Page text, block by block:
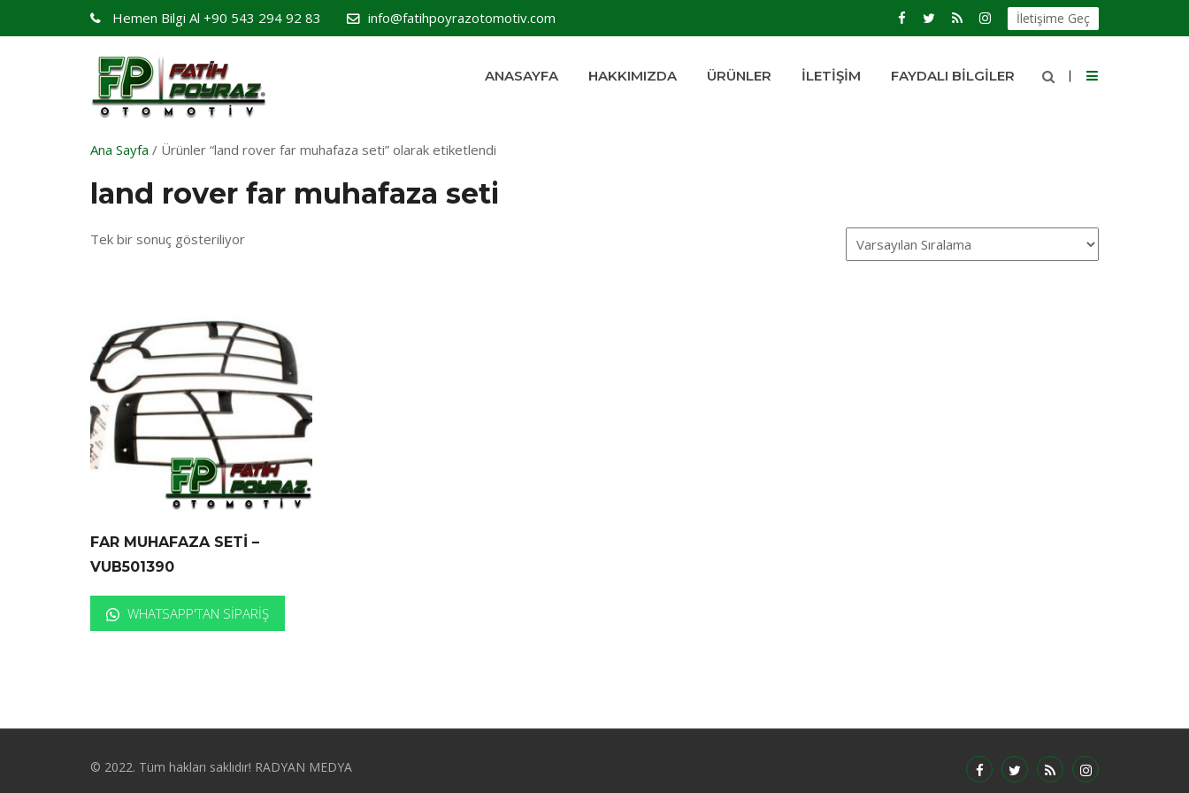
Hemen Bilgi Al +90 543 294 92 83 info@fatihpoyrazotomotiv.com İletişime Geç
ANASAYFA HAKKIMIZDA ÜRÜNLER İLETIŞIM FAYDALI BILGILER
Ana Sayfa / Ürünler “land rover far muhafaza seti” olarak etiketlendi
land rover far muhafaza seti
Tek bir sonuç gösteriliyor
FAR MUHAFAZA SETİ –
VUB501390
WHATSAPP'TAN SIPARIŞ
© 2022. Tüm hakları saklıdır! RADYAN MEDYA